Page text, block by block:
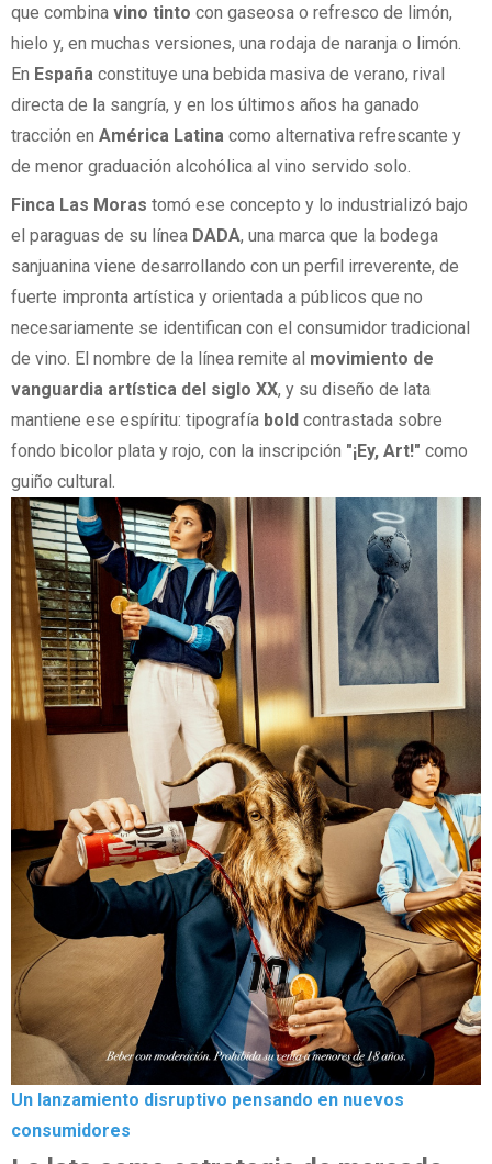
que combina vino tinto con gaseosa o refresco de limón,
hielo y, en muchas versiones, una rodaja de naranja o limón.
En España constituye una bebida masiva de verano, rival
directa de la sangría, y en los últimos años ha ganado
tracción en América Latina como alternativa refrescante y
de menor graduación alcohólica al vino servido solo.
Finca Las Moras tomó ese concepto y lo industrializó bajo
el paraguas de su línea DADA, una marca que la bodega
sanjuanina viene desarrollando con un perfil irreverente, de
fuerte impronta artística y orientada a públicos que no
necesariamente se identifican con el consumidor tradicional
de vino. El nombre de la línea remite al movimiento de
vanguardia artística del siglo XX, y su diseño de lata
mantiene ese espíritu: tipografía bold contrastada sobre
fondo bicolor plata y rojo, con la inscripción "¡Ey, Art!" como
guiño cultural.
Un lanzamiento disruptivo pensando en nuevos
consumidores